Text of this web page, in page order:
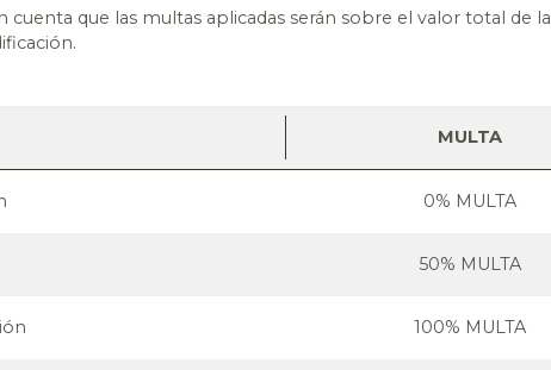
que las multas aplicadas serán sobre el valor total de la
MULTA
0% MULTA
50% MULTA
100% MULTA